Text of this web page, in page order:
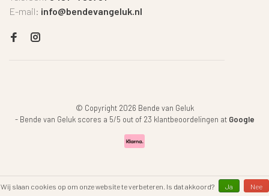
E-mail: info@bendevangeluk.nl
© Copyright 2026 Bende van Geluk
- Bende van Geluk scores a 5/5 out of 23 klantbeoordelingen at Google
Wij slaan cookies op om onze website te verbeteren. Is dat akkoord? Ja Nee